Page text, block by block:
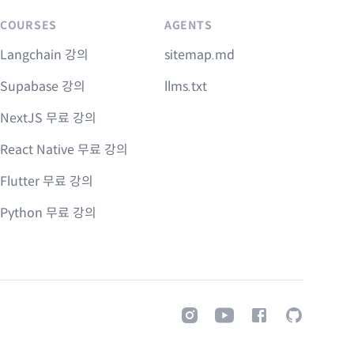
COURSES
Langchain 강의
Supabase 강의
NextJS 무료 강의
React Native 무료 강의
Flutter 무료 강의
Python 무료 강의
AGENTS
sitemap.md
llms.txt
InstagramYoutubeFacebookGitHub